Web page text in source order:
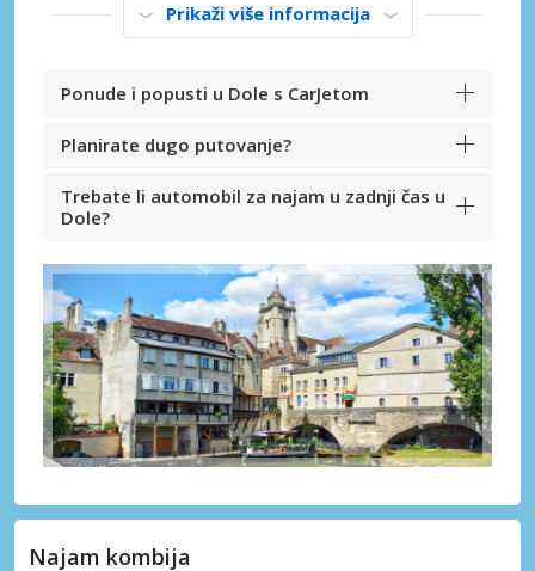
Prikaži više informacija
Ponude i popusti u Dole s CarJetom
Planirate dugo putovanje?
Trebate li automobil za najam u zadnji čas u
Dole?
Najam kombija